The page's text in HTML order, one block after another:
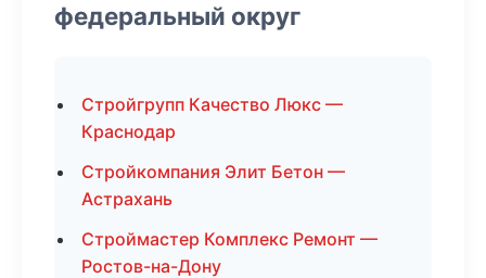
федеральный округ
Стройгрупп Качество Люкс —
Краснодар
Стройкомпания Элит Бетон —
Астрахань
Строймастер Комплекс Ремонт —
Ростов-на-Дону